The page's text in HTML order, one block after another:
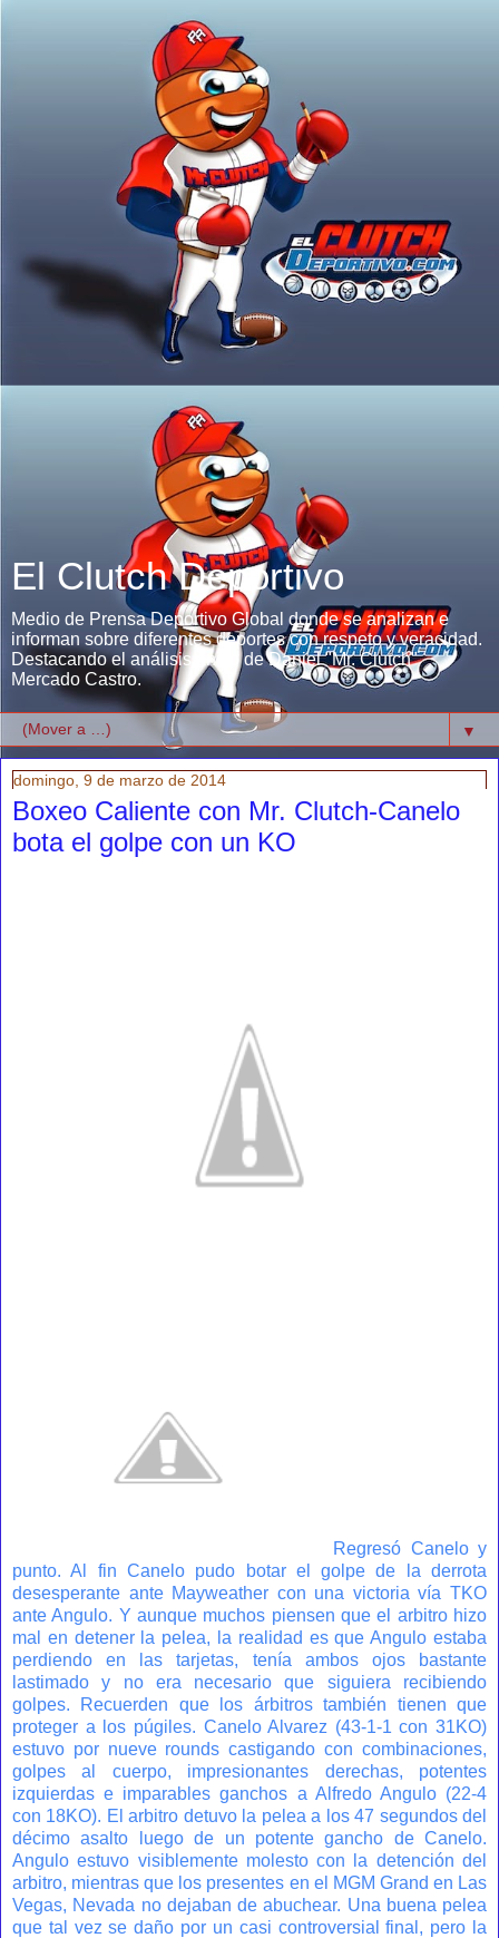
El Clutch Deportivo
Medio de Prensa Deportivo Global donde se analizan e
informan sobre diferentes deportes con respeto y veracidad.
Destacando el análisis único de Daniel "Mr. Clutch"
Mercado Castro.
▼
domingo, 9 de marzo de 2014
Boxeo Caliente con Mr. Clutch-Canelo
bota el golpe con un KO
Regresó Canelo y
punto. Al fin Canelo pudo botar el golpe de la derrota
desesperante ante Mayweather con una victoria vía TKO
ante Angulo. Y aunque muchos piensen que el arbitro hizo
mal en detener la pelea, la realidad es que Angulo estaba
perdiendo en las tarjetas, tenía ambos ojos bastante
lastimado y no era necesario que siguiera recibiendo
golpes. Recuerden que los árbitros también tienen que
proteger a los púgiles. Canelo Alvarez (43-1-1 con 31KO)
estuvo por nueve rounds castigando con combinaciones,
golpes al cuerpo, impresionantes derechas, potentes
izquierdas e imparables ganchos a Alfredo Angulo (22-4
con 18KO). El arbitro detuvo la pelea a los 47 segundos del
décimo asalto luego de un potente gancho de Canelo.
Angulo estuvo visiblemente molesto con la detención del
arbitro, mientras que los presentes en el MGM Grand en Las
Vegas, Nevada no dejaban de abuchear. Una buena pelea
que tal vez se daño por un casi controversial final, pero la